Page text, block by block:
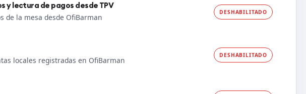
y lectura de pagos desde TPV
de la mesa desde OfiBarman
DESHABILITADO
locales registradas en OfiBarman
DESHABILITADO